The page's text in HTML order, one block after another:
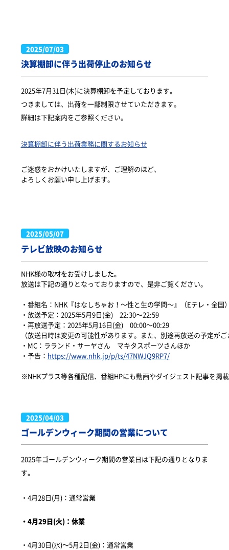
2025/07/03
決算棚卸に伴う出荷停止のお知らせ
2025年7月31日(木)に決算棚卸を予定しております。
つきましては、出荷を一部制限させていただきます。
詳細は下記案内をご参照ください。
決算棚卸に伴う出荷業務に関するお知らせ
ご迷惑をおかけいたしますが、ご理解のほど、
よろしくお願い申し上げます。
2025/05/07
テレビ放映のお知らせ
NHK様の取材をお受けしました。
放送は下記の通りとなっておりますので、是非ご覧ください。
・番組名：NHK『はなしちゃお！～性と生の学問～』（Eテレ・全国
・放送予定：2025年5月9日(金)　22:30～22:59
・再放送予定：2025年5月16日(金)　00:00～00:29
（放送日時は変更の可能性があります。また、別途再放送の予定が
・MC：ラランド・サーヤさん　マキタスポーツさんほか
・予告： https://www.nhk.jp/p/ts/47NWJQ9RP7/
※NHKプラス等各種配信、番組HPにも動画やダイジェスト記事を掲
2025/04/03
ゴールデンウィーク期間の営業について
2025年ゴールデンウィーク期間の営業日は下記の通りとなりま
す。
・4月28日(月)：通常営業
・4月29日(火)：休業
・4月30日(水)～5月2日(金)：通常営業